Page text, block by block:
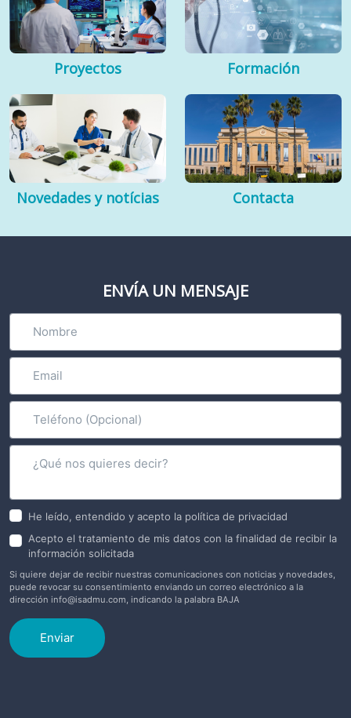
Proyectos Formación
Novedades y notícias Contacta
ENVÍA UN MENSAJE
He leído, entendido y acepto la política de privacidad
Acepto el tratamiento de mis datos con la finalidad de recibir la
información solicitada
Si quiere dejar de recibir nuestras comunicaciones con noticias y novedades,
puede revocar su consentimiento enviando un correo electrónico a la
dirección info@isadmu.com, indicando la palabra BAJA
Enviar